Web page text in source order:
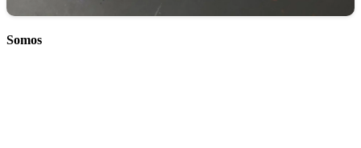
Somos